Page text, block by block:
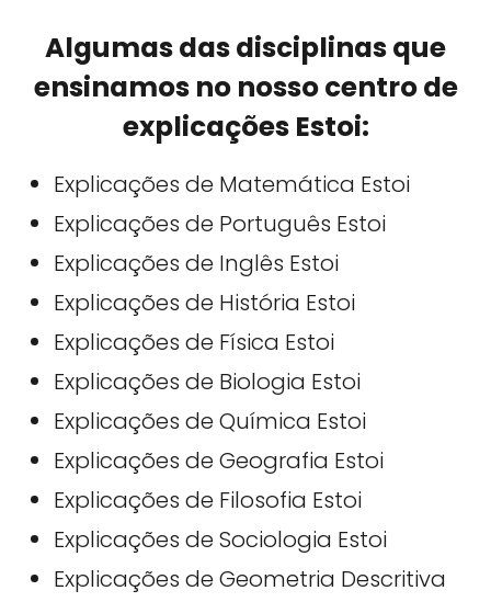
Algumas das disciplinas que
ensinamos no nosso centro de
explicações Estoi:
Explicações de Matemática Estoi
Explicações de Português Estoi
Explicações de Inglês Estoi
Explicações de História Estoi
Explicações de Física Estoi
Explicações de Biologia Estoi
Explicações de Química Estoi
Explicações de Geografia Estoi
Explicações de Filosofia Estoi
Explicações de Sociologia Estoi
Explicações de Geometria Descritiva